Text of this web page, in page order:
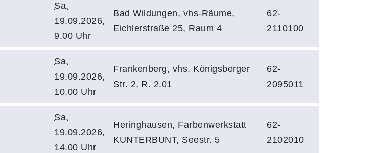
Sa.
19.09.2026,
9.00 Uhr
Bad Wildungen, vhs-Räume,
Eichlerstraße 25, Raum 4
62-
2110100
Sa.
19.09.2026,
10.00 Uhr
Frankenberg, vhs, Königsberger
Str. 2, R. 2.01
62-
2095011
Sa.
19.09.2026,
14.00 Uhr
Heringhausen, Farbenwerkstatt
KUNTERBUNT, Seestr. 5
62-
2102010